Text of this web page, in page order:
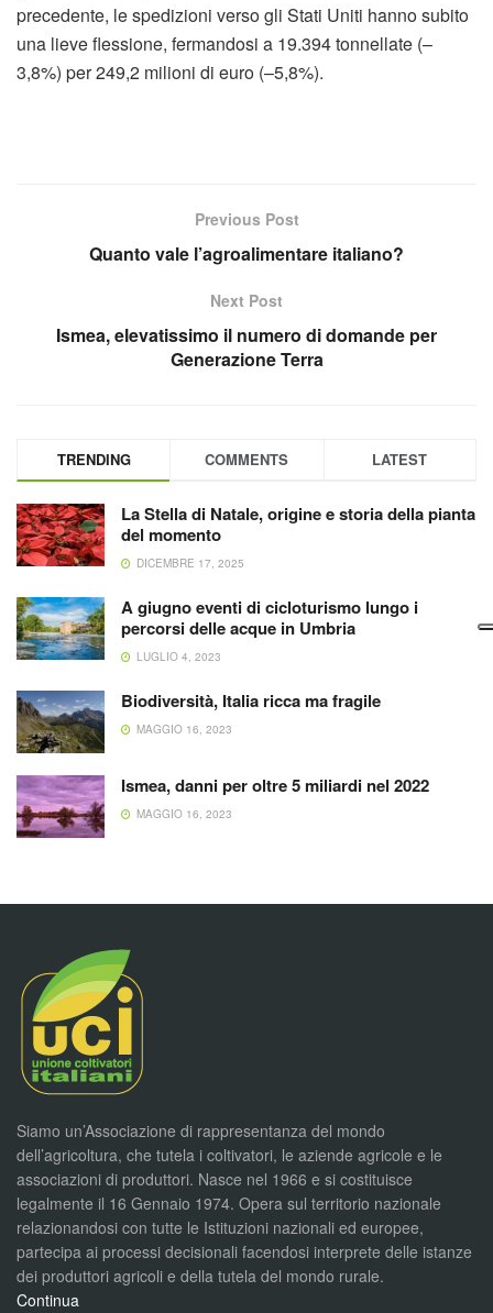
precedente, le spedizioni verso gli Stati Uniti hanno subito
una lieve flessione, fermandosi a 19.394 tonnellate (–
3,8%) per 249,2 milioni di euro (–5,8%).
Previous Post
Quanto vale l’agroalimentare italiano?
Next Post
Ismea, elevatissimo il numero di domande per
Generazione Terra
TRENDING COMMENTS LATEST
La Stella di Natale, origine e storia della pianta
del momento
DICEMBRE 17, 2025
A giugno eventi di cicloturismo lungo i
percorsi delle acque in Umbria
LUGLIO 4, 2023
Biodiversità, Italia ricca ma fragile
MAGGIO 16, 2023
Ismea, danni per oltre 5 miliardi nel 2022
MAGGIO 16, 2023
Siamo un’Associazione di rappresentanza del mondo
dell’agricoltura, che tutela i coltivatori, le aziende agricole e le
associazioni di produttori. Nasce nel 1966 e si costituisce
legalmente il 16 Gennaio 1974. Opera sul territorio nazionale
relazionandosi con tutte le Istituzioni nazionali ed europee,
partecipa ai processi decisionali facendosi interprete delle istanze
dei produttori agricoli e della tutela del mondo rurale.
Continua